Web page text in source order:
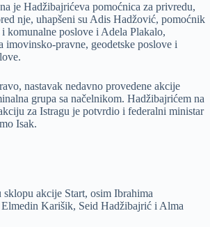
je Hadžibajrićeva pomoćnica za privredu,
nje, uhapšeni su Adis Hadžović, pomoćnik
komunalne poslove i Adela Plakalo,
imovinsko-pravne, geodetske poslove i
nastavak nedavno provedene akcije
grupa sa načelnikom. Hadžibajrićem na
za Istragu je potvrdio i federalni ministar
Isak.
sklopu akcije Start, osim Ibrahima
Karišik, Seid Hadžibajrić i Alma